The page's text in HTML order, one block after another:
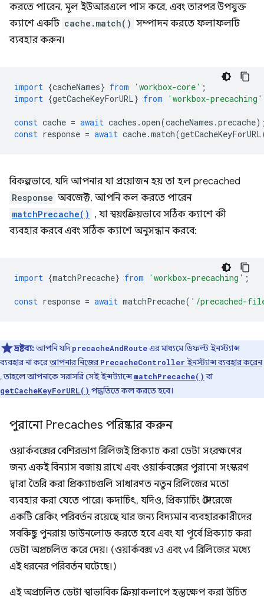
করতে পারেন, মূল ইউআরএলে পাস করে, এবং তারপর উপযুক্ত
ক্যাশে একটি cache.match() সম্পাদন করতে ফলাফলটি
ব্যবহার করুন।
import {cacheNames} from 'workbox-core' ;
import {getCacheKeyForURL} from 'workbox-precaching'
const cache = await caches .open(cacheNames .precache
const response = await cache.match(getCacheKeyForURL
বিকল্পভাবে, যদি আপনার যা প্রয়োজন হয় তা হল precached
Response অবজেক্ট, আপনি কল করতে পারেন
matchPrecache() , যা স্বয়ংক্রিয়ভাবে সঠিক ক্যাশে কী
ব্যবহার করবে এবং সঠিক ক্যাশে অনুসন্ধান করবে:
import {matchPrecache} from 'workbox-precaching' ;
const response = await matchPrecache( '/precached-
দ্রষ্টব্য:আপনি যদিprecacheAndRouteএর মাধ্যমে ডিফল্ট ইনস্ট্যান্স
ব্যবহার না করেআপনার নিজেরPrecacheController ইনস্ট্যান্স ব্যবহার করেন
, তাহলে আপনাকে সরাসরি সেই ইন্সট্যান্সেmatchPrecache() বা
getCacheKeyForURL() পদ্ধতিতে কল করতে হবে।
পুরানো Precaches পরিষ্কার করুন
ওয়ার্কবক্সের বেশিরভাগ রিলিজই প্রিক্যাচ করা ডেটা সংরক্ষণের
জন্য একই বিন্যাস বজায় রাখে এবং ওয়ার্কবক্সের পুরানো সংস্করণ
দ্বারা তৈরি করা প্রিক্যাচগুলি সাধারণত নতুন রিলিজের মতো
ব্যবহার করা যেতে পারে। কদাচিৎ, যদিও, প্রিক্যাচিং স্টোরেজে
একটি ব্রেকিং পরিবর্তন রয়েছে যার জন্য বিদ্যমান ব্যবহারকারীদের
সবকিছু পুনরায় ডাউনলোড করতে হবে এবং যা পূর্বে প্রিক্যাচ করা
ডেটা অপ্রচলিত করে দেয়। (ওয়ার্কবক্স v3 এবং v4 রিলিজের মধ্যে
এই ধরনের পরিবর্তন ঘটেছে।)
এই অপ্রচলিত ডেটা স্বাভাবিক ক্রিয়াকলাপে হস্তক্ষেপ করা উচিত